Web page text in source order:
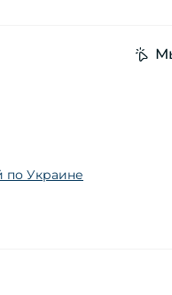
по Украине